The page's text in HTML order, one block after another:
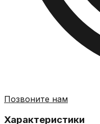
Позвоните нам
Характеристики